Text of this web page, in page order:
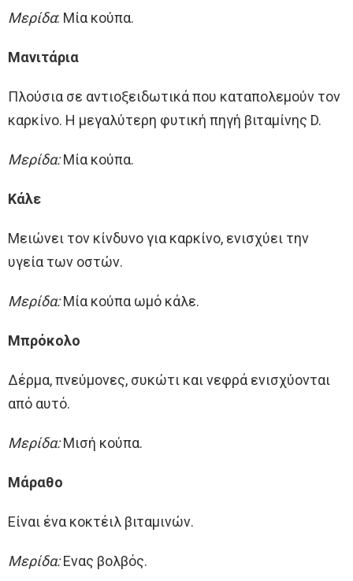
Μερίδα: Μία κούπα.
Μανιτάρια
Πλούσια σε αντιοξειδωτικά που καταπολεμούν τον
καρκίνο. Η μεγαλύτερη φυτική πηγή βιταμίνης D.
Μερίδα:Μία κούπα.
Κάλε
Μειώνει τον κίνδυνο για καρκίνο, ενισχύει την
υγεία των οστών.
Μερίδα:Μία κούπα ωμό κάλε.
Μπρόκολο
Δέρμα, πνεύμονες, συκώτι και νεφρά ενισχύονται
από αυτό.
Μερίδα:Μισή κούπα.
Μάραθο
Είναι ένα κοκτέιλ βιταμινών.
Μερίδα:Ενας βολβός.